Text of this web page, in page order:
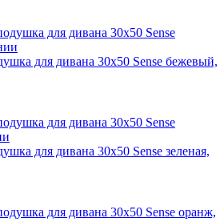
для дивана 30х50 Sense бежевый,
для дивана 30х50 Sense зеленая,